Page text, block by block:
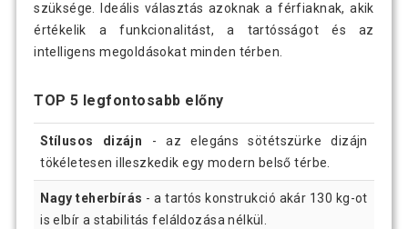
szüksége. Ideális választás azoknak a férfiaknak, akik
értékelik a funkcionalitást, a tartósságot és az
intelligens megoldásokat minden térben.
TOP 5 legfontosabb előny
Stílusos dizájn - az elegáns sötétszürke dizájn
tökéletesen illeszkedik egy modern belső térbe.
Nagy teherbírás - a tartós konstrukció akár 130 kg-ot
is elbír a stabilitás feláldozása nélkül.